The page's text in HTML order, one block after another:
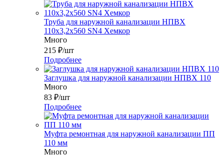
Труба для наружной канализации НПВХ
110x3,2x560 SN4 Хемкор
Много
215 ₽/шт
Подробнее
Заглушка для наружной канализации НПВХ 110
Много
83 ₽/шт
Подробнее
Муфта ремонтная для наружной канализации ПП
110 мм
Много